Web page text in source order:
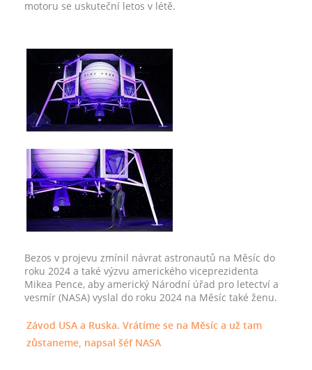
motoru se uskuteční letos v létě.
Bezos v projevu zmínil návrat astronautů na Měsíc do
roku 2024 a také výzvu amerického viceprezidenta
Mikea Pence, aby americký Národní úřad pro letectví a
vesmír (NASA) vyslal do roku 2024 na Měsíc také ženu.
Závod USA a Ruska. Vrátíme se na Měsíc a už tam
zůstaneme, napsal šéf NASA